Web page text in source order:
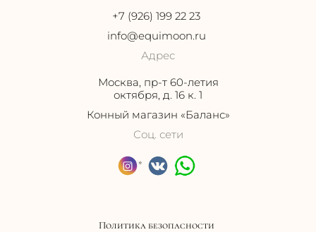
+7 (926) 199 22 23
info@equimoon.ru
Адрес
Москва, пр-т 60-летия
октября, д. 16 к. 1
Конный магазин «Баланс»
Соц. сети
*
Политика безопасности